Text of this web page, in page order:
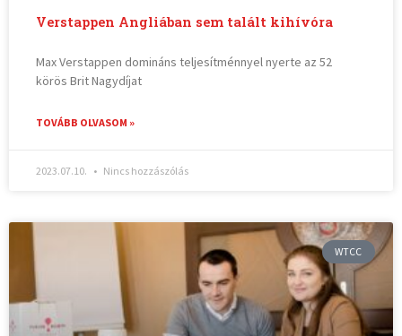
Verstappen Angliában sem talált kihívóra
Max Verstappen domináns teljesítménnyel nyerte az 52
körös Brit Nagydíjat
TOVÁBB OLVASOM »
2023.07.10. Nincs hozzászólás
WTCC